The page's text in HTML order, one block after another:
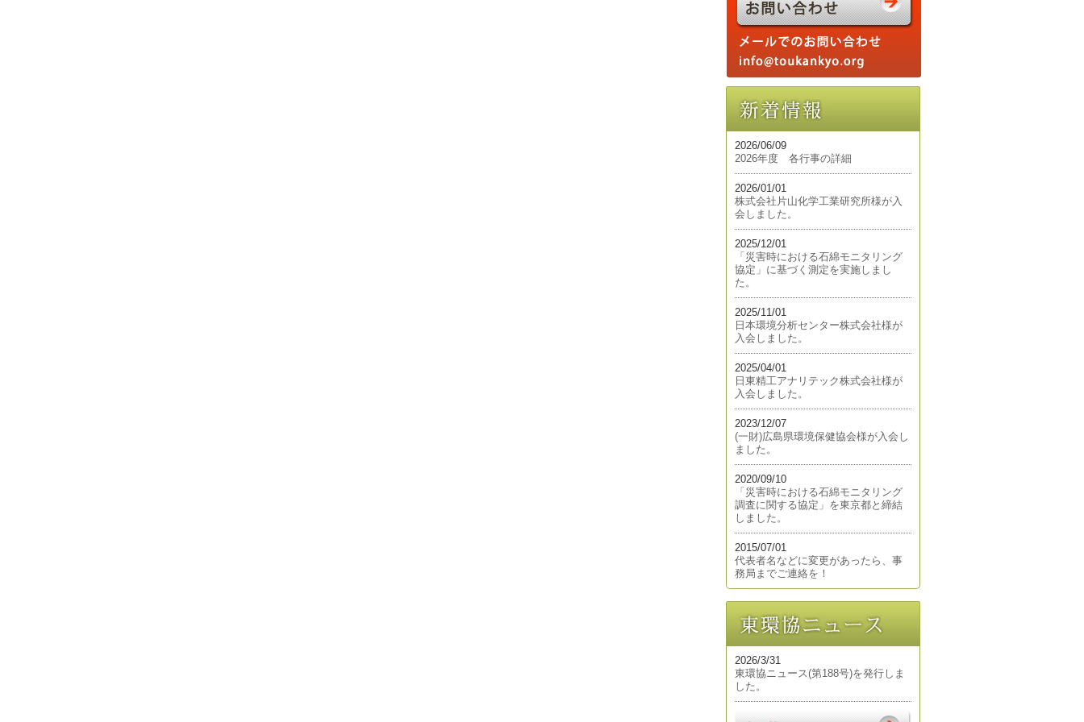
2026/06/09
2026年度 各行事の詳細
2026/01/01
株式会社片山化学工業研究所様が入
会しました。
2025/12/01
「災害時における石綿モニタリング
協定」に基づく測定を実施しまし
た。
2025/11/01
日本環境分析センター株式会社様が
入会しました。
2025/04/01
日東精工アナリテック株式会社様が
入会しました。
2023/12/07
(一財)広島県環境保健協会様が入会し
ました。
2020/09/10
「災害時における石綿モニタリング
調査に関する協定」を東京都と締結
しました。
2015/07/01
代表者名などに変更があったら、事
務局までご連絡を！
2026/3/31
東環協ニュース(第188号)を発行しま
した。